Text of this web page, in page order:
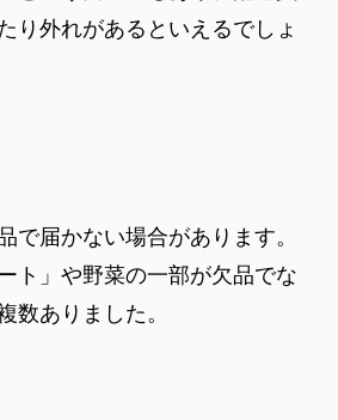
り外れがあるといえるでしょ
で届かない場合があります。
ト」や野菜の一部が欠品でな
数ありました。